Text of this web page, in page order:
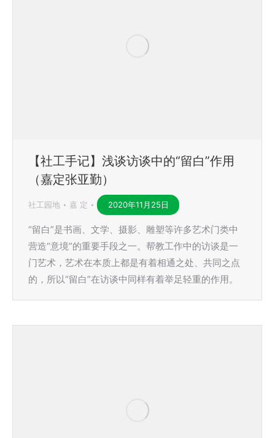
【社工手记】浅谈访谈中的“留白”作用
（嘉定张亚勤）
社工园地 嘉 定 2020年11月25日
“留白”是书画、文学、摄影、雕塑等许多艺术门类中
营造“意境”的重要手段之一。帮教工作中的访谈是一
门艺术，艺术在本质上都是有着相通之处、共同之点
的，所以“留白”在访谈中同样有着举足轻重的作用。